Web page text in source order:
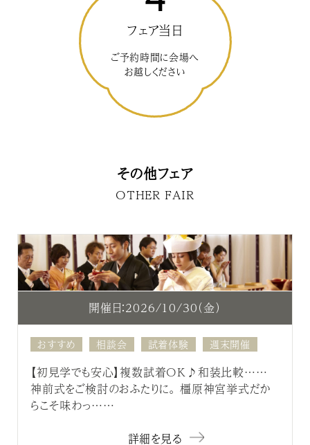
フェア当日
ご予約時間に会場へ
お越しください
その他フェア
OTHER FAIR
開催日：2026/10/30（金）
おすすめ 相談会 試着体験 週末開催
【初見学でも安心】複数試着OK♪和装比較……
神前式をご検討のおふたりに。 橿原神宮挙式だか
らこそ味わっ……
詳細を見る